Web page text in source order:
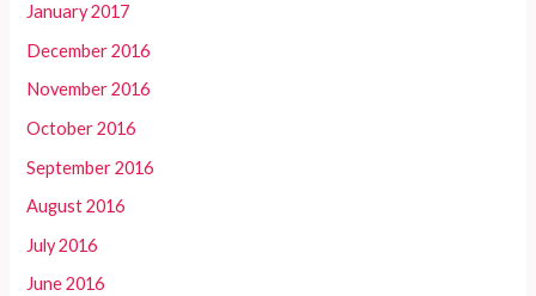
January 2017
December 2016
November 2016
October 2016
September 2016
August 2016
July 2016
June 2016